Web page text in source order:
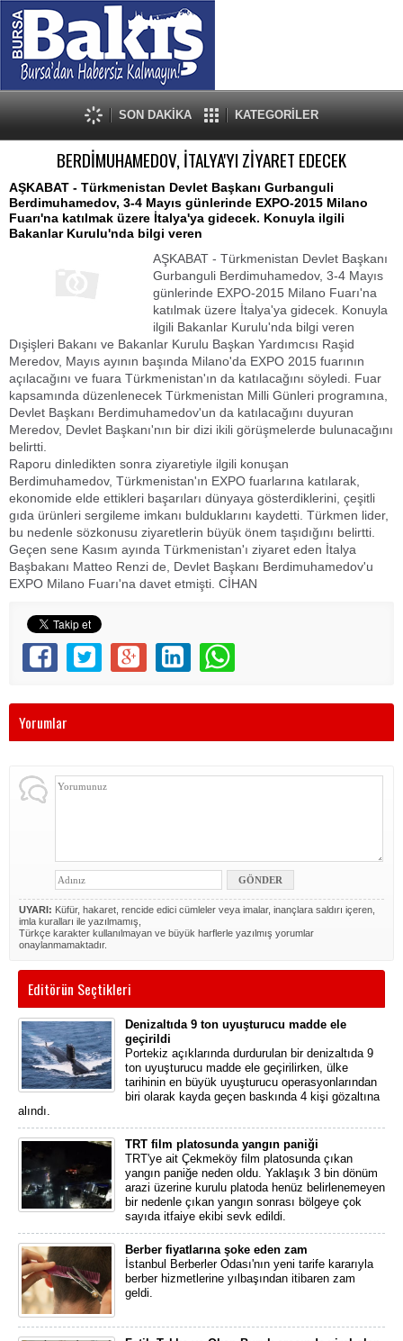
SON DAKİKA KATEGORİLER
BERDİMUHAMEDOV, İTALYA'YI ZİYARET EDECEK
AŞKABAT - Türkmenistan Devlet Başkanı Gurbanguli
Berdimuhamedov, 3-4 Mayıs günlerinde EXPO-2015 Milano
Fuarı'na katılmak üzere İtalya'ya gidecek. Konuyla ilgili
Bakanlar Kurulu'nda bilgi veren
AŞKABAT - Türkmenistan Devlet Başkanı
Gurbanguli Berdimuhamedov, 3-4 Mayıs
günlerinde EXPO-2015 Milano Fuarı'na
katılmak üzere İtalya'ya gidecek. Konuyla
ilgili Bakanlar Kurulu'nda bilgi veren
Dışişleri Bakanı ve Bakanlar Kurulu Başkan Yardımcısı Raşid
Meredov, Mayıs ayının başında Milano'da EXPO 2015 fuarının
açılacağını ve fuara Türkmenistan'ın da katılacağını söyledi. Fuar
kapsamında düzenlenecek Türkmenistan Milli Günleri programına,
Devlet Başkanı Berdimuhamedov'un da katılacağını duyuran
Meredov, Devlet Başkanı'nın bir dizi ikili görüşmelerde bulunacağını
belirtti.
Raporu dinledikten sonra ziyaretiyle ilgili konuşan
Berdimuhamedov, Türkmenistan'ın EXPO fuarlarına katılarak,
ekonomide elde ettikleri başarıları dünyaya gösterdiklerini, çeşitli
gıda ürünleri sergileme imkanı bulduklarını kaydetti. Türkmen lider,
bu nedenle sözkonusu ziyaretlerin büyük önem taşıdığını belirtti.
Geçen sene Kasım ayında Türkmenistan'ı ziyaret eden İtalya
Başbakanı Matteo Renzi de, Devlet Başkanı Berdimuhamedov'u
EXPO Milano Fuarı'na davet etmişti. CİHAN
Yorumlar
UYARI: Küfür, hakaret, rencide edici cümleler veya imalar, inançlara saldırı içeren,
imla kuralları ile yazılmamış,
Türkçe karakter kullanılmayan ve büyük harflerle yazılmış yorumlar
onaylanmamaktadır.
Editörün Seçtikleri
Denizaltıda 9 ton uyuşturucu madde ele
geçirildi
Portekiz açıklarında durdurulan bir denizaltıda 9
ton uyuşturucu madde ele geçirilirken, ülke
tarihinin en büyük uyuşturucu operasyonlarından
biri olarak kayda geçen baskında 4 kişi gözaltına
alındı.
TRT film platosunda yangın paniği
TRT'ye ait Çekmeköy film platosunda çıkan
yangın paniğe neden oldu. Yaklaşık 3 bin dönüm
arazi üzerine kurulu platoda henüz belirlenemeyen
bir nedenle çıkan yangın sonrası bölgeye çok
sayıda itfaiye ekibi sevk edildi.
Berber fiyatlarına şoke eden zam
İstanbul Berberler Odası'nın yeni tarife kararıyla
berber hizmetlerine yılbaşından itibaren zam
geldi.